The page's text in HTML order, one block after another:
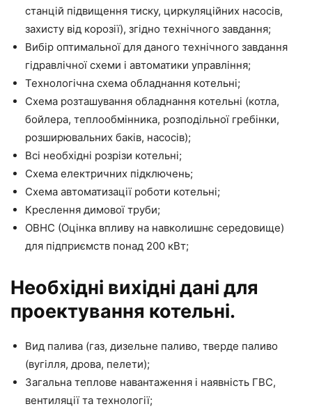
станцій підвищення тиску, циркуляційних насосів,
захисту від корозії), згідно технічного завдання;
Вибір оптимальної для даного технічного завдання
гідравлічної схеми і автоматики управління;
Технологічна схема обладнання котельні;
Схема розташування обладнання котельні (котла,
бойлера, теплообмінника, розподільної гребінки,
розширювальних баків, насосів);
Всі необхідні розрізи котельні;
Схема електричних підключень;
Схема автоматизації роботи котельні;
Креслення димової труби;
ОВНС (Оцінка впливу на навколишнє середовище)
для підприємств понад 200 кВт;
Необхідні вихідні дані для
проектування котельні.
Вид палива (газ, дизельне паливо, тверде паливо
(вугілля, дрова, пелети);
Загальна теплове навантаження і наявність ГВС,
вентиляції та технології;